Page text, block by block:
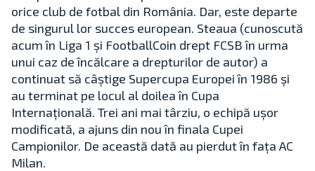
orice club de fotbal din România. Dar, este departe
de singurul lor succes european. Steaua (cunoscută
acum în Liga 1 și FootballCoin drept FCSB în urma
unui caz de încălcare a drepturilor de autor) a
continuat să câștige Supercupa Europei în 1986 și
au terminat pe locul al doilea în Cupa
Internațională. Trei ani mai târziu, o echipă ușor
modificată, a ajuns din nou în finala Cupei
Campionilor. De această dată au pierdut în fața AC
Milan.